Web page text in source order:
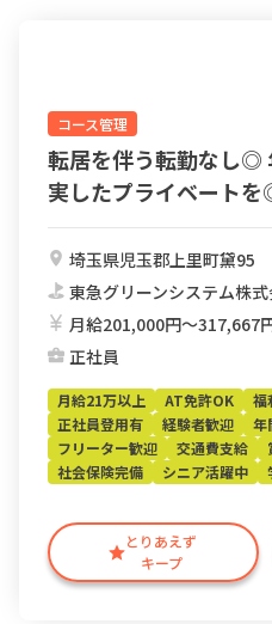
コース管理
転居を伴う転勤なし◎
実したプライベート
埼玉県児玉郡上里町黛95
東急グリーンシステム株
月給201,000円〜317,667
正社員
とりあえず
キープ
月給21万以上 AT免許OK 福
正社員登用有
経験者歓迎
年
フリーター歓迎
交通費支給
社会保険完備
シニア活躍中